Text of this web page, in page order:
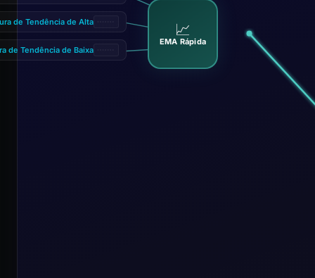
📈
EMA Rápida
de Tendência de Alta
de Tendência de Baixa